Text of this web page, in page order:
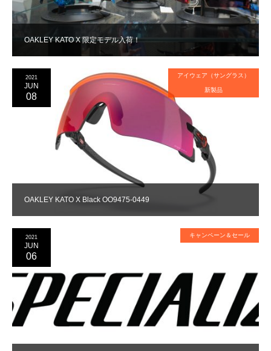
OAKLEY KATO X 限定モデル入荷！
OAKLEY KATO X Black OO9475-0449
2021
JUN
08
アイウェア（サングラス）
新製品
2021
JUN
06
キャンペーン＆セール